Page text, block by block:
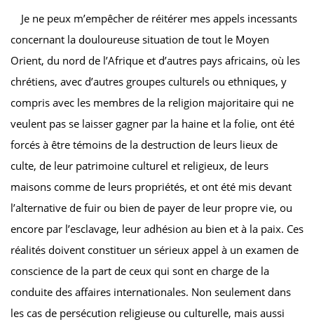
Je ne peux m’empêcher de réitérer mes appels incessants
concernant la douloureuse situation de tout le Moyen
Orient, du nord de l’Afrique et d’autres pays africains, où les
chrétiens, avec d’autres groupes culturels ou ethniques, y
compris avec les membres de la religion majoritaire qui ne
veulent pas se laisser gagner par la haine et la folie, ont été
forcés à être témoins de la destruction de leurs lieux de
culte, de leur patrimoine culturel et religieux, de leurs
maisons comme de leurs propriétés, et ont été mis devant
l’alternative de fuir ou bien de payer de leur propre vie, ou
encore par l’esclavage, leur adhésion au bien et à la paix. Ces
réalités doivent constituer un sérieux appel à un examen de
conscience de la part de ceux qui sont en charge de la
conduite des affaires internationales. Non seulement dans
les cas de persécution religieuse ou culturelle, mais aussi